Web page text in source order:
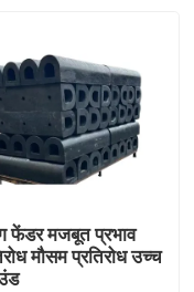
फेंडर मजबूत प्रभाव
मौसम प्रतिरोध उच्च